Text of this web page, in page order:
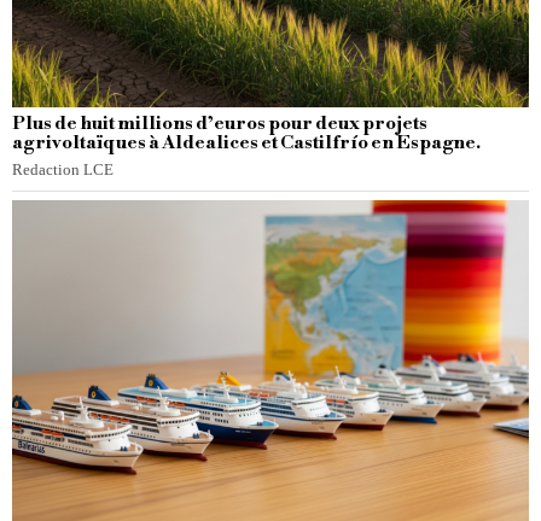
Plus de huit millions d’euros pour deux projets
agrivoltaïques à Aldealices et Castilfrío en Espagne.
Redaction LCE